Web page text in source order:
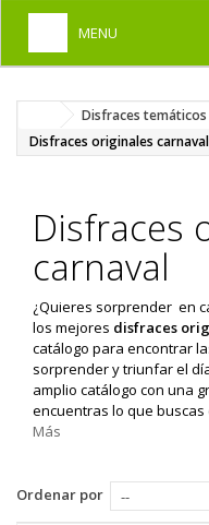
MENU
COMPLEMENTOS
MAQUILLAJE FIESTA
PELUCAS, GORROS, CARETAS
PARTY, BROMAS
TEMÁTICOS
Disfraces temáticos
Disfraces originales carnaval
Disfraces
carnaval
¿Quieres sorprender en
los mejores disfraces
catálogo para encontrar
sorprender y triunfar el
amplio catálogo con una
encuentras lo que
Más
Ordenar por